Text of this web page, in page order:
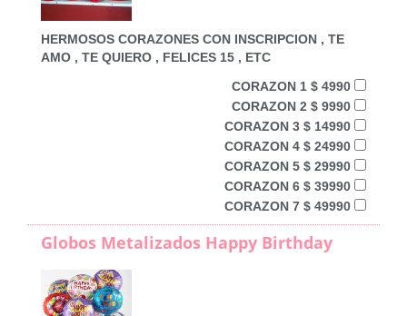
HERMOSOS CORAZONES CON INSCRIPCION , TE
AMO , TE QUIERO , FELICES 15 , ETC
CORAZON 1 $ 4990
CORAZON 2 $ 9990
CORAZON 3 $ 14990
CORAZON 4 $ 24990
CORAZON 5 $ 29990
CORAZON 6 $ 39990
CORAZON 7 $ 49990
Globos Metalizados Happy Birthday